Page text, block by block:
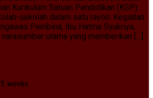
Kurikulum Satuan Pendidikan (KSP)
sekolah dalam satu rayon. Kegiatan
Pembina, Ibu Hatma Syukriya,
utama yang memberikan […]
3 weeks